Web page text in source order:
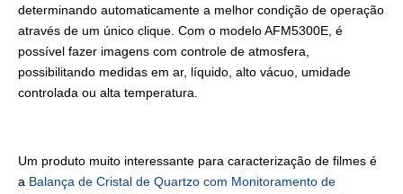
determinando automaticamente a melhor condição de operação
através de um único clique. Com o modelo AFM5300E, é
possível fazer imagens com controle de atmosfera,
possibilitando medidas em ar, líquido, alto vácuo, umidade
controlada ou alta temperatura.
Um produto muito interessante para caracterização de filmes é
a Balança de Cristal de Quartzo com Monitoramento de